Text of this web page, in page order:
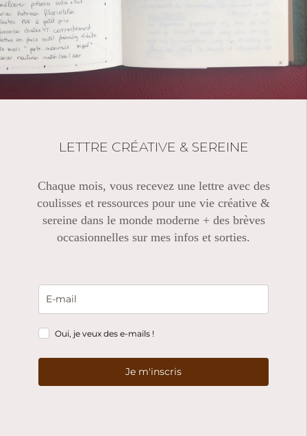
LETTRE CRÉATIVE & SEREINE
Chaque mois, vous recevez une lettre avec des
coulisses et ressources pour une vie créative &
sereine dans le monde moderne + des brèves
occasionnelles sur mes infos et sorties.
Oui, je veux des e-mails !
Je m'inscris